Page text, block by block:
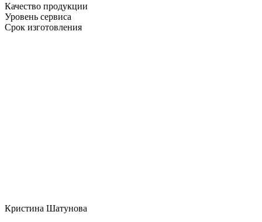
Качество продукции
Уровень сервиса
Срок изготовления
Кристина Шатунова